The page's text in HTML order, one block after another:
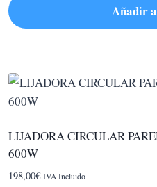
Añadir
LIJADORA CIRCULAR
600W
198,00€ IVA Incluido